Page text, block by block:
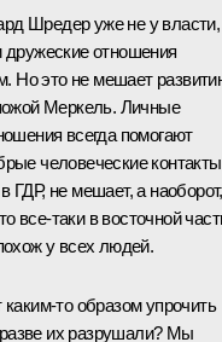
Шредер уже не у
отношения
Но это не мешает
Меркель. Личные
всегда помогают
человеческие
ГДР, не мешает, а наоборот,
все‑таки в восточной
у всех людей.
образом упрочить
их разрушали? Мы